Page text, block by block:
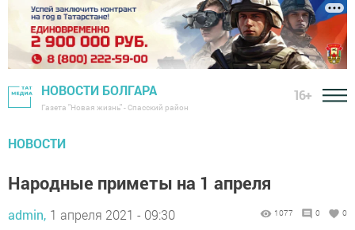
НОВОСТИ БОЛГАРА
Газета "Новая жизнь" - Спасский район
16+
НОВОСТИ
Народные приметы на 1 апреля
admin, 1 апреля 2021 - 09:30 1077 0 0